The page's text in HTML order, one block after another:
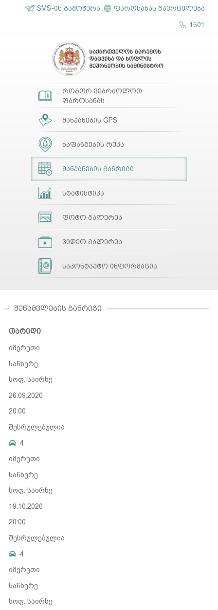
ფაროსანას გავრცელება
SMS-ის გამოწერა
1501
როგორ ვებრძოლოთ
ფაროსანას
მანქანების GPS
ხაფანგების რუკა
მანქანების განრიგი
სტატისტიკა
ფოტო გალერეა
ვიდეო გალერეა
საკონტაქტო ინფორმაცია
ᲨᲔᲬᲐᲛᲕᲚᲔᲑᲘᲡ ᲒᲐᲜᲠᲘᲒᲘ
თარიღი
იმერეთი
საჩხერე
სოფ. საირხე
26.09.2020
20:00
შესრულებულია
4
იმერეთი
საჩხერე
სოფ. საირხე
19.10.2020
20:00
შესრულებულია
4
იმერეთი
საჩხერე
სოფ. საირხე